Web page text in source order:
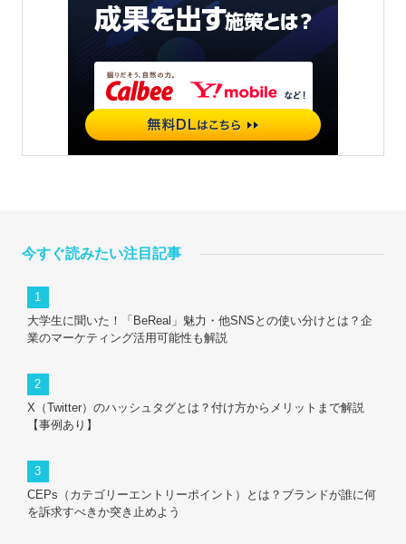
今すぐ読みたい注目記事
大学生に聞いた！「BeReal」魅力・他SNSとの使い分けとは？企
業のマーケティング活用可能性も解説
X（Twitter）のハッシュタグとは？付け方からメリットまで解説
【事例あり】
CEPs（カテゴリーエントリーポイント）とは？ブランドが誰に何
を訴求すべきか突き止めよう